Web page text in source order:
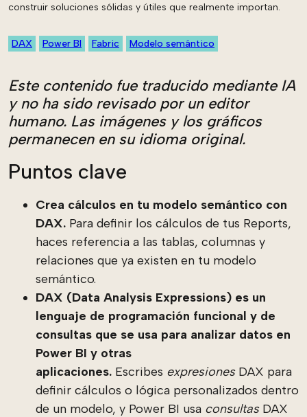
construir soluciones sólidas y útiles que realmente importan.
DAX Power BI Fabric Modelo semántico
Este contenido fue traducido mediante IA
y no ha sido revisado por un editor
humano. Las imágenes y los gráficos
permanecen en su idioma original.
Puntos clave
Crea cálculos en tu modelo semántico con
DAX. Para definir los cálculos de tus Reports,
haces referencia a las tablas, columnas y
relaciones que ya existen en tu modelo
semántico.
DAX (Data Analysis Expressions) es un
lenguaje de programación funcional y de
consultas que se usa para analizar datos en
Power BI y otras
aplicaciones. Escribes expresiones DAX para
definir cálculos o lógica personalizados dentro
de un modelo, y Power BI usa consultas DAX